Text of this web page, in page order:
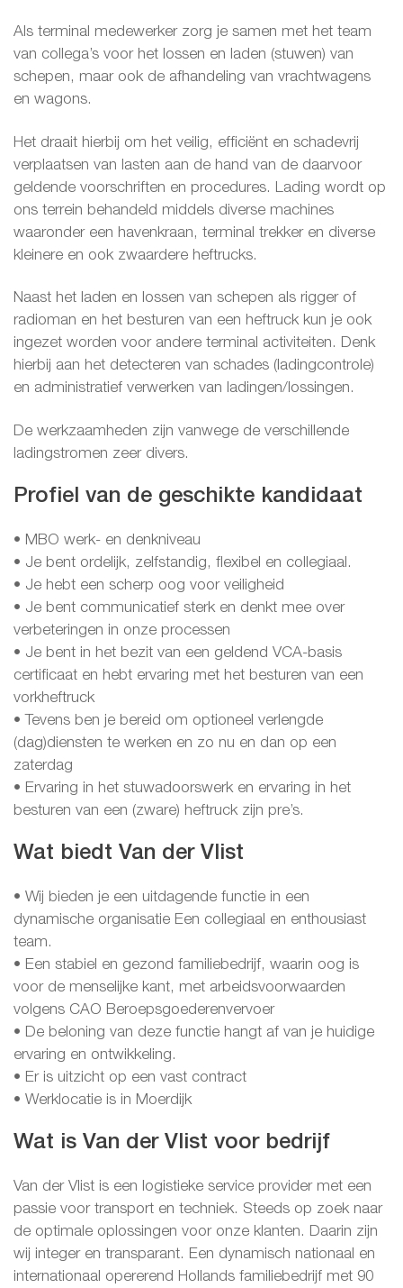
Als terminal medewerker zorg je samen met het team
van collega’s voor het lossen en laden (stuwen) van
schepen, maar ook de afhandeling van vrachtwagens
en wagons.
Het draait hierbij om het veilig, efficiënt en schadevrij
verplaatsen van lasten aan de hand van de daarvoor
geldende voorschriften en procedures. Lading wordt op
ons terrein behandeld middels diverse machines
waaronder een havenkraan, terminal trekker en diverse
kleinere en ook zwaardere heftrucks.
Naast het laden en lossen van schepen als rigger of
radioman en het besturen van een heftruck kun je ook
ingezet worden voor andere terminal activiteiten. Denk
hierbij aan het detecteren van schades (ladingcontrole)
en administratief verwerken van ladingen/lossingen.
De werkzaamheden zijn vanwege de verschillende
ladingstromen zeer divers.
Profiel van de geschikte kandidaat
• MBO werk- en denkniveau
• Je bent ordelijk, zelfstandig, flexibel en collegiaal.
• Je hebt een scherp oog voor veiligheid
• Je bent communicatief sterk en denkt mee over
verbeteringen in onze processen
• Je bent in het bezit van een geldend VCA-basis
certificaat en hebt ervaring met het besturen van een
vorkheftruck
• Tevens ben je bereid om optioneel verlengde
(dag)diensten te werken en zo nu en dan op een
zaterdag
• Ervaring in het stuwadoorswerk en ervaring in het
besturen van een (zware) heftruck zijn pre’s.
Wat biedt Van der Vlist
• Wij bieden je een uitdagende functie in een
dynamische organisatie Een collegiaal en enthousiast
team.
• Een stabiel en gezond familiebedrijf, waarin oog is
voor de menselijke kant, met arbeidsvoorwaarden
volgens CAO Beroepsgoederenvervoer
• De beloning van deze functie hangt af van je huidige
ervaring en ontwikkeling.
• Er is uitzicht op een vast contract
• Werklocatie is in Moerdijk
Wat is Van der Vlist voor bedrijf
Van der Vlist is een logistieke service provider met een
passie voor transport en techniek. Steeds op zoek naar
de optimale oplossingen voor onze klanten. Daarin zijn
wij integer en transparant. Een dynamisch nationaal en
internationaal opererend Hollands familiebedrijf met 90